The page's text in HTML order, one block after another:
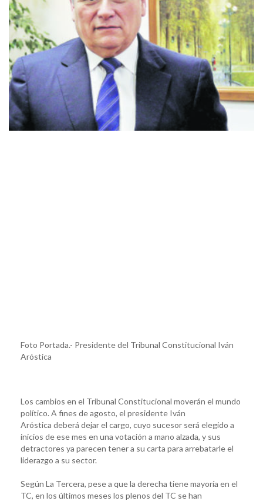
Foto Portada.- Presidente del Tribunal Constitucional Iván
Aróstica
Los cambios en el Tribunal Constitucional moverán el mundo
político. A fines de agosto, el presidente Iván
Aróstica deberá dejar el cargo, cuyo sucesor será elegido a
inicios de ese mes en una votación a mano alzada, y sus
detractores ya parecen tener a su carta para arrebatarle el
liderazgo a su sector.
Según La Tercera, pese a que la derecha tiene mayoría en el
TC, en los últimos meses los plenos del TC se han